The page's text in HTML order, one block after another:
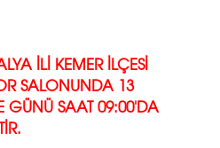
İLİ KEMER İLÇESİ
SALONUNDA 13
GÜNÜ SAAT 09:00'DA